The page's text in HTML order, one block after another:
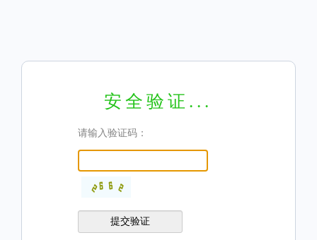
安全验证...
请输入验证码：